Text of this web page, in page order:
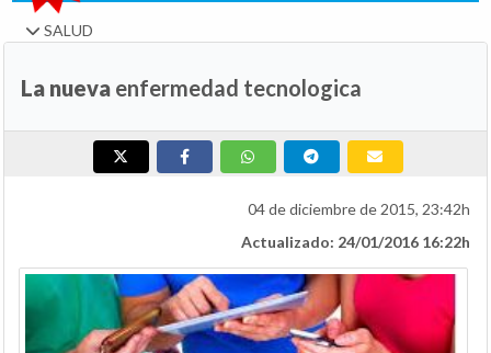
SALUD
La nueva enfermedad tecnologica
04 de diciembre de 2015, 23:42h
Actualizado: 24/01/2016 16:22h